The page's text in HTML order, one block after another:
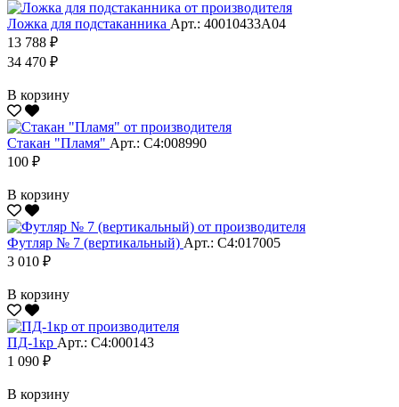
Ложка для подстаканника Арт.: 40010433А04
13 788 ₽
34 470 ₽
В корзину
Стакан "Пламя" Арт.: С4:008990
100 ₽
В корзину
Футляр № 7 (вертикальный) Арт.: С4:017005
3 010 ₽
В корзину
ПД-1кр Арт.: С4:000143
1 090 ₽
В корзину